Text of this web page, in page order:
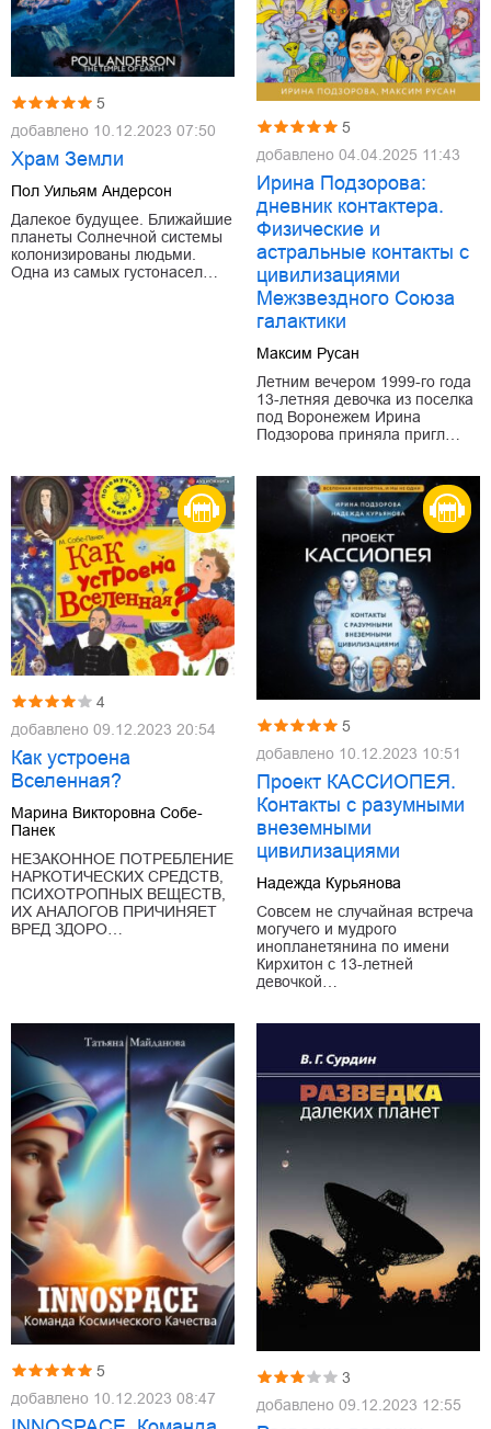
5
добавлено 10.12.2023 07:50
Храм Земли
Пол Уильям Андерсон
Далекое будущее. Ближайшие
планеты Солнечной системы
колонизированы людьми.
Одна из самых густонасел…
5
добавлено 04.04.2025 11:43
Ирина Подзорова:
дневник контактера.
Физические и
астральные контакты с
цивилизациями
Межзвездного Союза
галактики
Максим Русан
Летним вечером 1999-го года
13-летняя девочка из поселка
под Воронежем Ирина
Подзорова приняла пригл…
4
добавлено 09.12.2023 20:54
Как устроена
Вселенная?
Марина Викторовна Собе-
Панек
НЕЗАКОННОЕ ПОТРЕБЛЕНИЕ
НАРКОТИЧЕСКИХ СРЕДСТВ,
ПСИХОТРОПНЫХ ВЕЩЕСТВ,
ИХ АНАЛОГОВ ПРИЧИНЯЕТ
ВРЕД ЗДОРО…
5
добавлено 10.12.2023 10:51
Проект КАССИОПЕЯ.
Контакты с разумными
внеземными
цивилизациями
Надежда Курьянова
Совсем не случайная встреча
могучего и мудрого
инопланетянина по имени
Кирхитон с 13-летней
девочкой…
5
добавлено 10.12.2023 08:47
3
добавлено 09.12.2023 12:55